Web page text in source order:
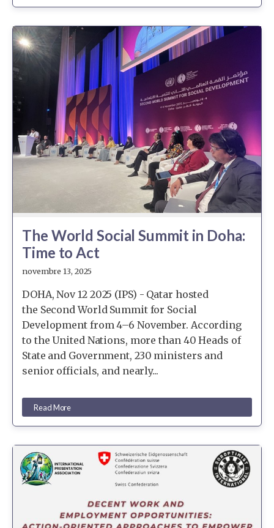
The World Social Summit in Doha:
Time to Act
novembre 13, 2025
DOHA, Nov 12 2025 (IPS) - Qatar hosted
the Second World Summit for Social
Development from 4–6 November. According
to the United Nations, more than 40 Heads of
State and Government, 230 ministers and
senior officials, and nearly...
Read More